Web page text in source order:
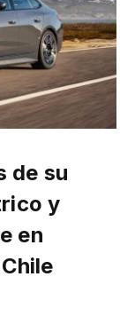
de su
y
en